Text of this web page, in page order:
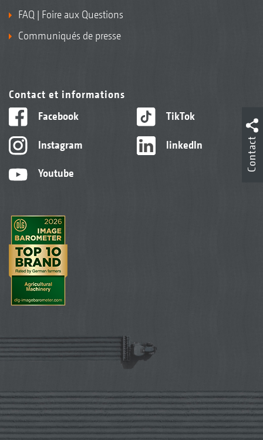
FAQ | Foire aux Questions
Communiqués de presse
Contact et informations
Facebook
Instagram
Youtube
TikTok
linkedIn Contact